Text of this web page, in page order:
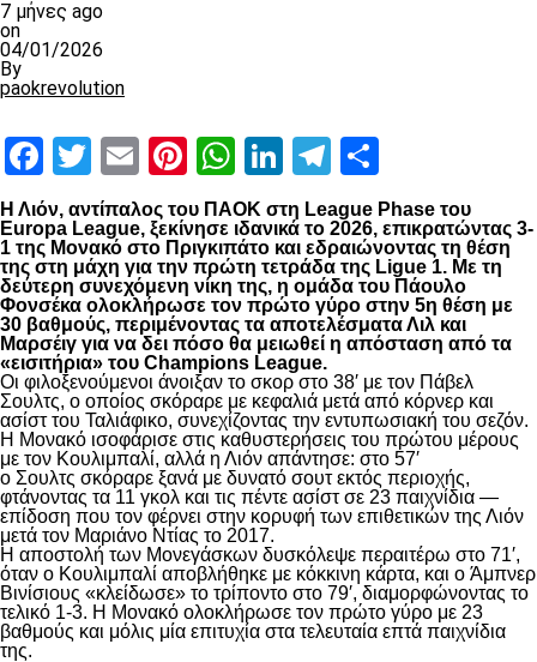
7 μήνες ago
on
04/01/2026
By
paokrevolution
Facebook
Twitter
EmailPinterest
WhatsApp
LinkedIn
Telegram
Η Λιόν, αντίπαλος του ΠΑΟΚ στη League Phase του
Europa League, ξεκίνησε ιδανικά το 2026, επικρατώντας 3-
1 της Μονακό στο Πριγκιπάτο και εδραιώνοντας τη θέση
της στη μάχη για την πρώτη τετράδα της Ligue 1. Με τη
δεύτερη συνεχόμενη νίκη της, η ομάδα του Πάουλο
Φονσέκα ολοκλήρωσε τον πρώτο γύρο στην 5η θέση με
30 βαθμούς, περιμένοντας τα αποτελέσματα Λιλ και
Μαρσέιγ για να δει πόσο θα μειωθεί η απόσταση από τα
«εισιτήρια» του Champions League.
Οι φιλοξενούμενοι άνοιξαν το σκορ στο 38′ με τον Πάβελ
Σουλτς, ο οποίος σκόραρε με κεφαλιά μετά από κόρνερ και
ασίστ του Ταλιάφικο, συνεχίζοντας την εντυπωσιακή του σεζόν.
Η Μονακό ισοφάρισε στις καθυστερήσεις του πρώτου μέρους
με τον Κουλιμπαλί, αλλά η Λιόν απάντησε: στο 57′
ο Σουλτς σκόραρε ξανά με δυνατό σουτ εκτός περιοχής,
φτάνοντας τα 11 γκολ και τις πέντε ασίστ σε 23 παιχνίδια —
επίδοση που τον φέρνει στην κορυφή των επιθετικών της Λιόν
μετά τον Μαριάνο Ντίας το 2017.
Η αποστολή των Μονεγάσκων δυσκόλεψε περαιτέρω στο 71′,
όταν ο Κουλιμπαλί αποβλήθηκε με κόκκινη κάρτα, και ο Άμπνερ
Βινίσιους «κλείδωσε» το τρίποντο στο 79′, διαμορφώνοντας το
τελικό 1-3. Η Μονακό ολοκλήρωσε τον πρώτο γύρο με 23
βαθμούς και μόλις μία επιτυχία στα τελευταία επτά παιχνίδια
της.